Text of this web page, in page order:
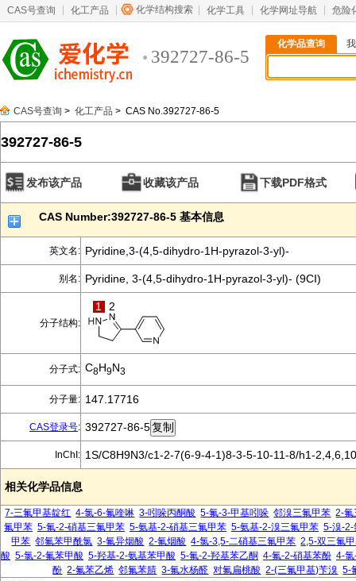
CAS号查询 化工产品 化学结构搜索 化学工具 化学网址导航 危险
392727-86-5
化学品查询
CAS号查询 > 化工产品 > CAS No.392727-86-5
392727-86-5
发布该产品 收藏该产品 下载PDF格式
CAS Number:392727-86-5 基本信息
英文名: Pyridine,3-(4,5-dihydro-1H-pyrazol-3-yl)-
别名: Pyridine, 3-(4,5-dihydro-1H-pyrazol-3-yl)- (9CI)
分子结构:
1 2
分子式: C8H9N3
分子量: 147.17716
CAS登录号: 392727-86-5
InChI: 1S/C8H9N3/c1-2-7(6-9-4-1)8-3-5-10-11-8/h1-
相关化学品信息
7-三氟甲基靛红 4-氯-6-氟喹啉 3-吲哚丙酮酸 5-氟-3-甲基吲哚 邻溴三氟甲苯 2-氟
氟甲苯 5-氟-2-硝基三氟甲苯 5-氨基-2-硝基三氟甲苯 5-氨基-2-溴三氟甲苯 5-溴-2-
甲苯 邻氟苯甲酰氯 3-氟异烟酸 2-氟烟酸 4-氯-3,5-二硝基三氟甲苯 2,5-双三氟
酸 5-氯-2-氟苯甲酸 5-羟基-2-氨基苯甲酸 5-氟-2-羟基苯乙酮 4-氟-2-硝基苯酚 4-
酚 2-氟苯乙烯 邻氟苯腈 3-氟水杨醛 对氟扁桃酸 2-(三氟甲基)苄溴 5-